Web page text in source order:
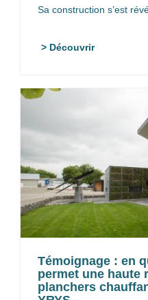
Sa construction s’est
> Découvrir
Témoignage : en
permet une haute
planchers